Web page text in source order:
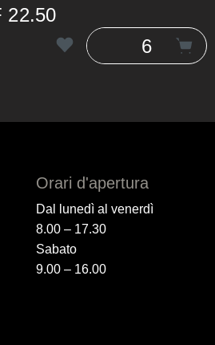
22.50
Orari d'apertura
Dal lunedì al venerdì
8.00 – 17.30
Sabato
9.00 – 16.00